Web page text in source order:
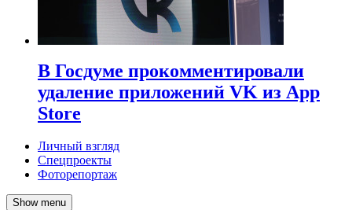
В Госдуме прокомментировали
удаление приложений VK из App
Store
Личный взгляд
Спецпроекты
Фоторепортаж
Show menu